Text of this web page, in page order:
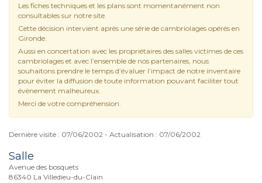
Les fiches techniques et les plans sont momentanément non
consultables sur notre site.
Cette décision intervient après une série de cambriolages opérés en
Gironde.
Aussi en concertation avec les propriétaires des salles victimes de ces
cambriolages et avec l’ensemble de nos partenaires, nous
souhaitons prendre le temps d’évaluer l’impact de notre inventaire
pour éviter la diffusion de toute information pouvant faciliter tout
évènement malheureux.
Merci de votre compréhension.
Dernière visite : 07/06/2002 - Actualisation : 07/06/2002
Salle
Avenue des bosquets
86340 La Villedieu-du-Clain